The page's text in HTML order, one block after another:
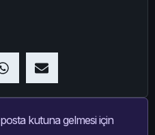
kutuna gelmesi için